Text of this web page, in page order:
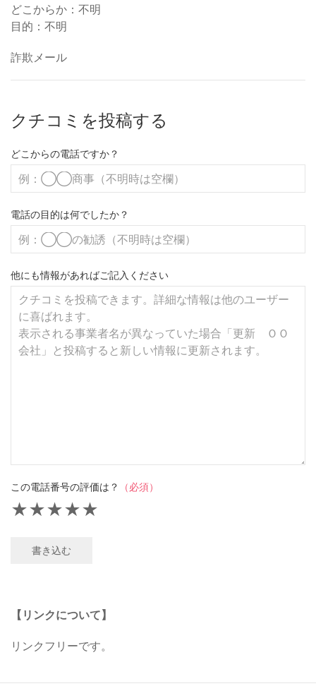
どこからか：不明
目的：不明
詐欺メール
クチコミを投稿する
どこからの電話ですか？
電話の目的は何でしたか？
他にも情報があればご記入ください
この電話番号の評価は？ （必須）
★
★
★
★
★
書き込む
【リンクについて】
リンクフリーです。